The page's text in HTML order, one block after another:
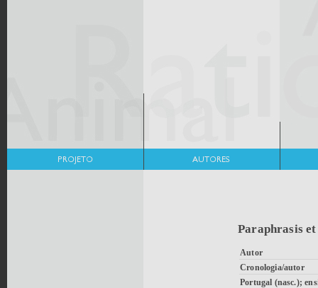
Paraphrasis
Autor
Cronologia/autor
Portugal (nasc.);